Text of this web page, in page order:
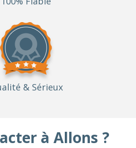
& Sérieux
à Allons ?